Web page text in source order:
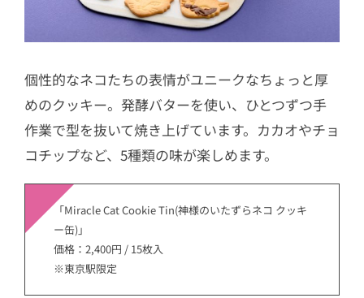
個性的なネコたちの表情がユニークなちょっと厚
めのクッキー。発酵バターを使い、ひとつずつ手
作業で型を抜いて焼き上げています。カカオやチョ
コチップなど、5種類の味が楽しめます。
「Miracle Cat Cookie Tin(神様のいたずらネコ クッキ
ー缶)」
価格：2,400円 / 15枚入
※東京駅限定